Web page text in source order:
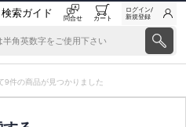
検索ガイド 問合せ カート
ログイン/
新規登録
9件の商品が見つかりました